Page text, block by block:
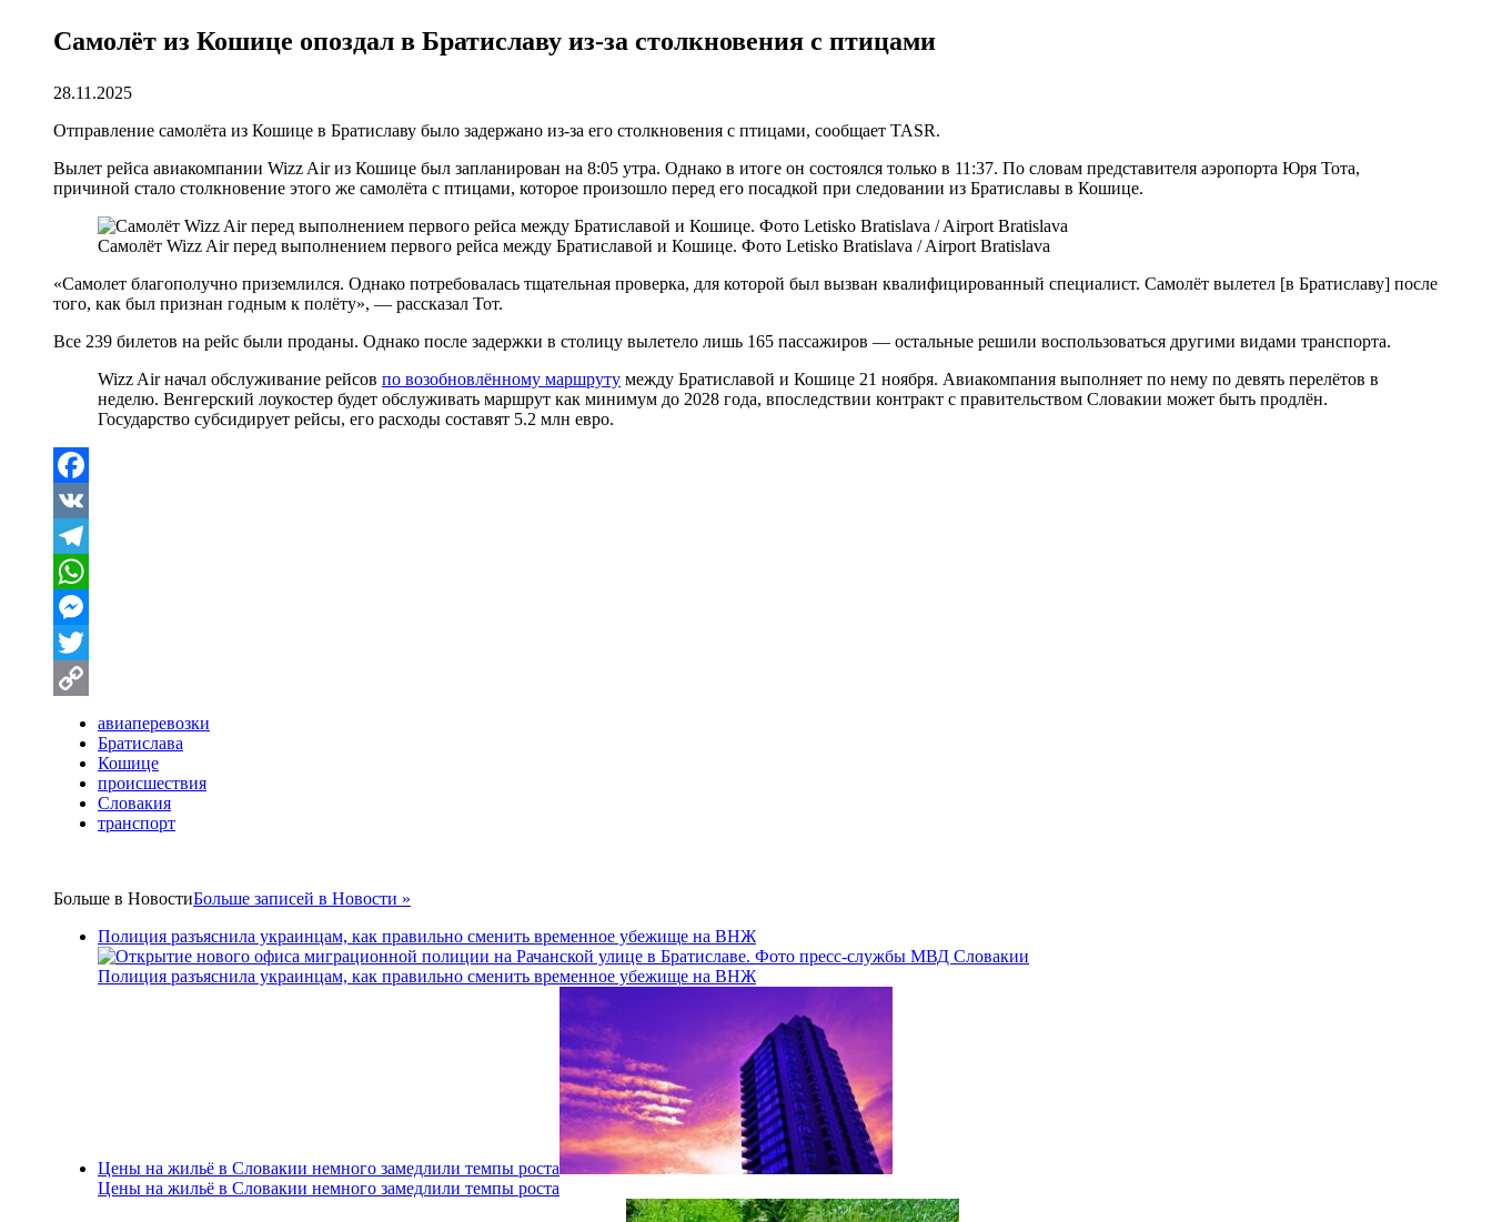
Самолёт из Кошице опоздал в Братиславу из-за столкновения с птицами
28.11.2025
Отправление самолёта из Кошице в Братиславу было задержано из-за его столкновения с птицами, сообщает TASR.
Вылет рейса авиакомпании Wizz Air из Кошице был запланирован на 8:05 утра. Однако в итоге он состоялся только в 11:37. По словам представителя аэропорта Юря Тота,
причиной стало столкновение этого же самолёта с птицами, которое произошло перед его посадкой при следовании из Братиславы в Кошице.
Самолёт Wizz Air перед выполнением первого рейса между Братиславой и Кошице. Фото Letisko Bratislava / Airport Bratislava
«Самолет благополучно приземлился. Однако потребовалась тщательная проверка, для которой был вызван квалифицированный специалист. Самолёт вылетел [в Братиславу] после
того, как был признан годным к полёту», — рассказал Тот.
Все 239 билетов на рейс были проданы. Однако после задержки в столицу вылетело лишь 165 пассажиров — остальные решили воспользоваться другими видами транспорта.
Wizz Air начал обслуживание рейсов по возобновлённому маршруту между Братиславой и Кошице 21 ноября. Авиакомпания выполняет по нему по девять перелётов в
неделю. Венгерский лоукостер будет обслуживать маршрут как минимум до 2028 года, впоследствии контракт с правительством Словакии может быть продлён.
Государство субсидирует рейсы, его расходы составят 5.2 млн евро.
Facebook
VK
Telegram
WhatsApp
Messenger
Twitter
Link
авиаперевозки
Братислава
Кошице
происшествия
Словакия
транспорт
Больше в НовостиБольше записей в Новости »
Полиция разъяснила украинцам, как правильно сменить временное убежище на ВНЖ
Полиция разъяснила украинцам, как правильно сменить временное убежище на ВНЖ
Цены на жильё в Словакии немного замедлили темпы роста
Цены на жильё в Словакии немного замедлили темпы роста